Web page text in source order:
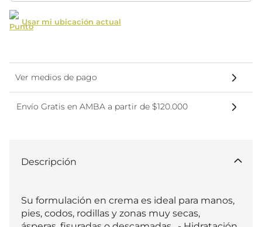
Usar mi ubicación actual
Ver medios de pago
Envío Gratis en AMBA a partir de $120.000
Descripción
Su formulación en crema es ideal para manos,
pies, codos, rodillas y zonas muy secas,